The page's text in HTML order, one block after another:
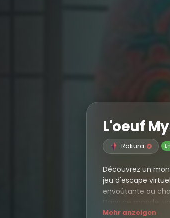
L'oeuf
Rakura
Découvrez un
jeu d'escape
envoûtante ou
Dans ce monde,
Mehr anzeigen